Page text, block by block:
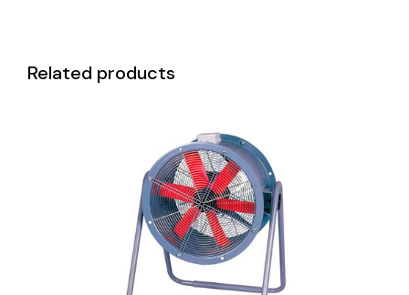
Related products
DETAILS